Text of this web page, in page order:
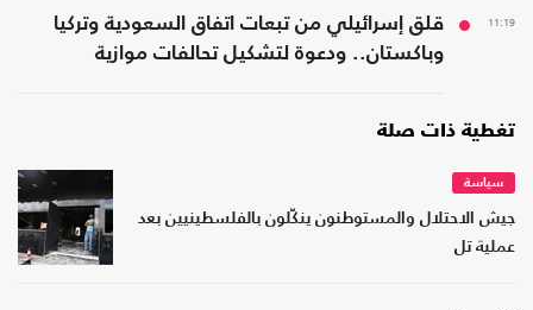
11:19
قلق إسرائيلي من تبعات اتفاق السعودية وتركيا
وباكستان.. ودعوة لتشكيل تحالفات موازية
تغطية ذات صلة
سياسة
جيش الاحتلال والمستوطنون ينكّلون بالفلسطينيين بعد
عملية تل